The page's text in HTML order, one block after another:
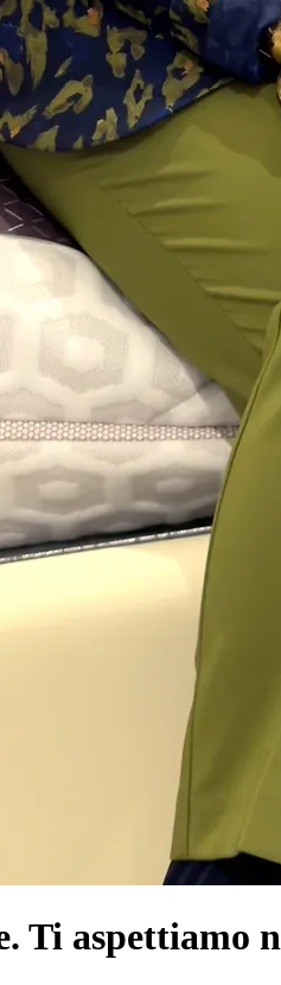
Ti aspettiamo